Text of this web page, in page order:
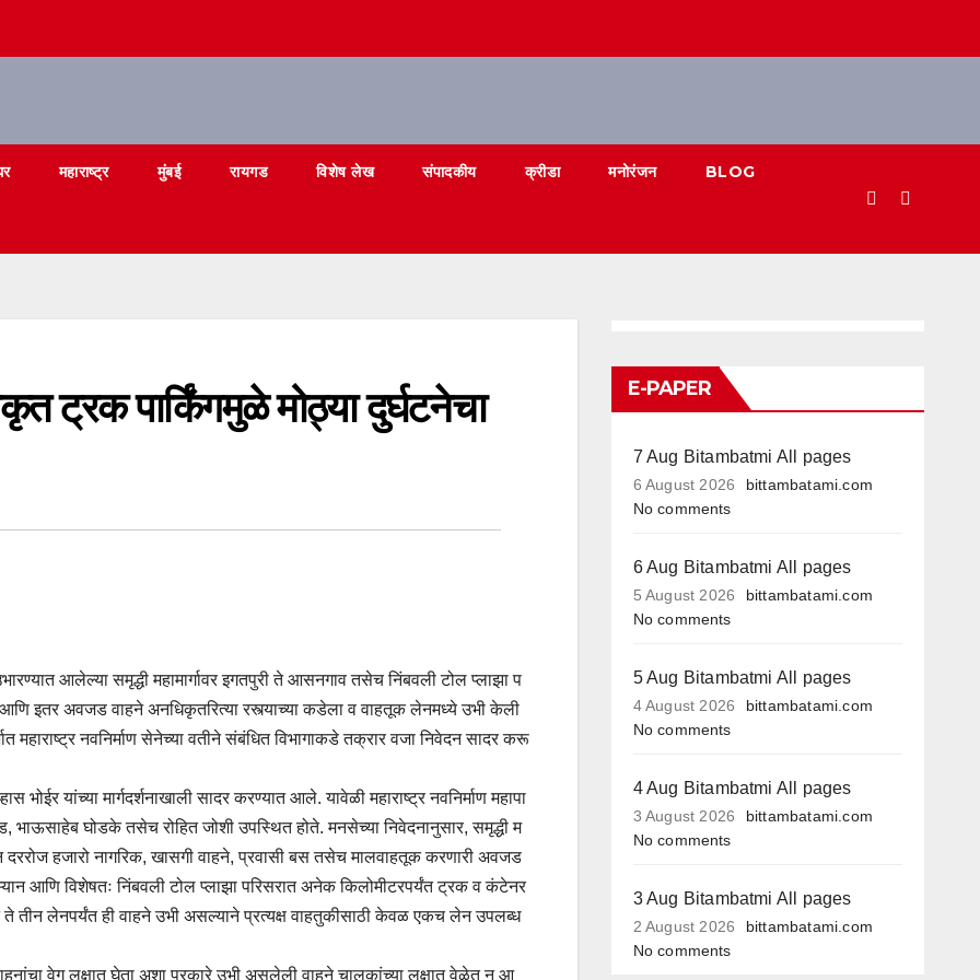
महाराष्ट्र मुंबई रायगड विशेष लेख संपादकीय क्रीडा मनोरंजन BLOG
ट्रक पार्किंगमुळे मोठ्या दुर्घटनेचा
आलेल्या समृद्धी महामार्गावर इगतपुरी ते आसनगाव तसेच निंबवली टोल प्लाझा प
आणि इतर अवजड वाहने अनधिकृतरित्या रस्त्याच्या कडेला व वाहतूक लेनमध्ये उभी केली
महाराष्ट्र नवनिर्माण सेनेच्या वतीने संबंधित विभागाकडे तक्रार वजा निवेदन सादर करू
भोईर यांच्या मार्गदर्शनाखाली सादर करण्यात आले. यावेळी महाराष्ट्र नवनिर्माण महापा
भाऊसाहेब घोडके तसेच रोहित जोशी उपस्थित होते. मनसेच्या निवेदनानुसार, समृद्धी म
दररोज हजारो नागरिक, खासगी वाहने, प्रवासी बस तसेच मालवाहतूक करणारी अवजड
आणि विशेषतः निंबवली टोल प्लाझा परिसरात अनेक किलोमीटरपर्यंत ट्रक व कंटेनर
ते तीन लेनपर्यंत ही वाहने उभी असल्याने प्रत्यक्ष वाहतुकीसाठी केवळ एकच लेन उपलब्ध
वेग लक्षात घेता अशा प्रकारे उभी असलेली वाहने चालकांच्या लक्षात वेळेत न आ
E-PAPER
7 Aug Bitambatmi All pages
6 August 2026
bittambatami.com
No comments
6 Aug Bitambatmi All pages
5 August 2026
bittambatami.com
No comments
5 Aug Bitambatmi All pages
4 August 2026
bittambatami.com
No comments
4 Aug Bitambatmi All pages
3 August 2026
bittambatami.com
No comments
3 Aug Bitambatmi All pages
2 August 2026
bittambatami.com
No comments